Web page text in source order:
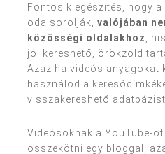
Fontos kiegészítés, hogy
oda sorolják, valójában
közösségi oldalakhoz
,
jól kereshető, örökzöld
Azaz ha videós anyagokat
használod a
visszakereshető
Videósoknak a YouTube-
összekötni egy bloggal,